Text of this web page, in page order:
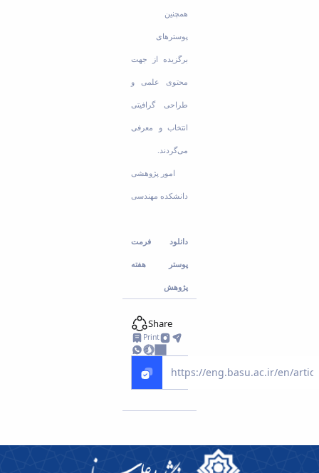
همچنین
پوسترهای
برگزیده از جهت
محتوی علمی و
طراحی گرافیتی
انتخاب و معرفی
می‌گردند.
امور پژوهشی
دانشکده مهندسی
دانلود فرمت
پوستر هفته
پژوهش
Share
Print